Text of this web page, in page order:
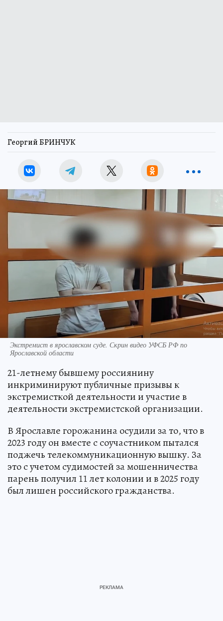
Георгий БРИНЧУК
Экстремист в ярославском суде. Скрин видео УФСБ РФ по
Ярославской области
21-летнему бывшему россиянину
инкриминируют публичные призывы к
экстремисткой деятельности и участие в
деятельности экстремистской организации.
В Ярославле горожанина осудили за то, что в
2023 году он вместе с соучастником пытался
поджечь телекоммуникационную вышку. За
это с учетом судимостей за мошенничества
парень получил 11 лет колонии и в 2025 году
был лишен российского гражданства.